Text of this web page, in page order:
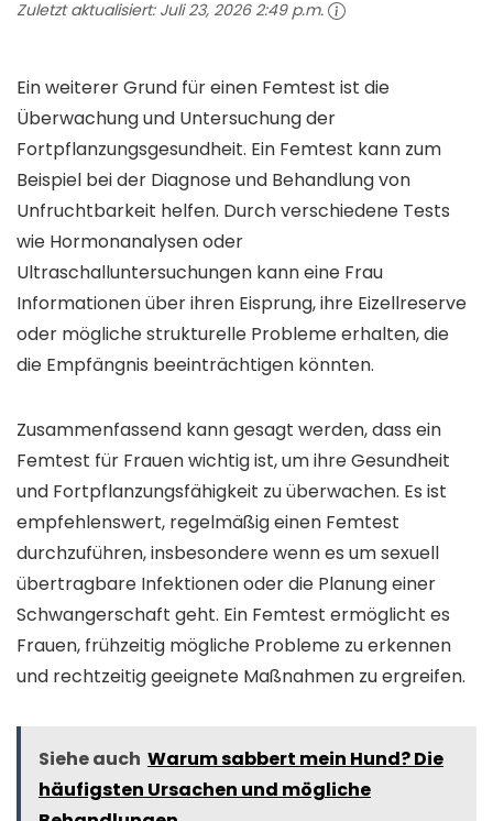
Zuletzt aktualisiert: Juli 23, 2026 2:49 p.m.
Ein weiterer Grund für einen Femtest ist die
Überwachung und Untersuchung der
Fortpflanzungsgesundheit. Ein Femtest kann zum
Beispiel bei der Diagnose und Behandlung von
Unfruchtbarkeit helfen. Durch verschiedene Tests
wie Hormonanalysen oder
Ultraschalluntersuchungen kann eine Frau
Informationen über ihren Eisprung, ihre Eizellreserve
oder mögliche strukturelle Probleme erhalten, die
die Empfängnis beeinträchtigen könnten.
Zusammenfassend kann gesagt werden, dass ein
Femtest für Frauen wichtig ist, um ihre Gesundheit
und Fortpflanzungsfähigkeit zu überwachen. Es ist
empfehlenswert, regelmäßig einen Femtest
durchzuführen, insbesondere wenn es um sexuell
übertragbare Infektionen oder die Planung einer
Schwangerschaft geht. Ein Femtest ermöglicht es
Frauen, frühzeitig mögliche Probleme zu erkennen
und rechtzeitig geeignete Maßnahmen zu ergreifen.
Siehe auch Warum sabbert mein Hund? Die
häufigsten Ursachen und mögliche